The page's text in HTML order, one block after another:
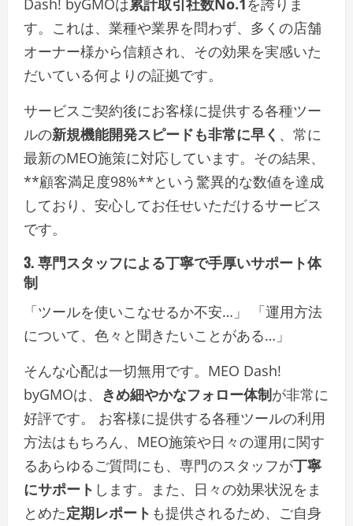
Dash! byGMOは累計取引社数No.1 を誇りま
す。これは、業種や業界を問わず、多くの店舗
オーナー様から信頼され、その効果を実感いた
だいている何よりの証拠です。
サービスご契約後にお客様に提供する各種ツー
ルの新規機能開発スピードも非常に早く 、常に
最新のMEO施策に対応しています。その結果、
**顧客満足度98%**という驚異的な数値を達成
しており、安心してお任せいただけるサービス
です。
3. 専門スタッフによる丁寧で手厚いサポート体
制
「ツールを使いこなせるか不安…」 「運用方法
について、色々と聞きたいことがある…」
そんな心配は一切無用です。MEO Dash!
byGMOは、 きめ細やかなフォロー体制が非常に
好評です。 お客様に提供する各種ツールの利用
方法はもちろん、MEO施策や日々の運用に関す
るあらゆるご質問にも、専門のスタッフが丁寧
にサポート します。また、日々の効果状況をま
とめた定期レポート も提供されるため、ご自身